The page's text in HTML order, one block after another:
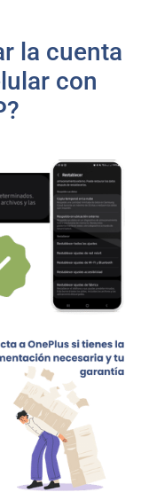
la cuenta
con